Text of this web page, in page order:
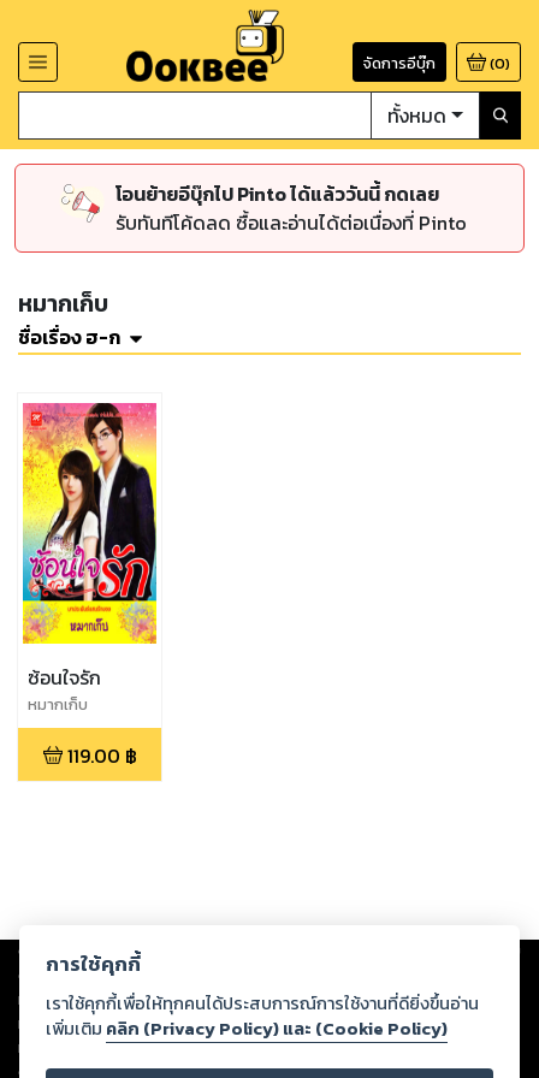
จัดการอีบุ๊ก (0)
ทั้งหมด
โอนย้ายอีบุ๊กไป Pinto ได้แล้ววันนี้ กดเลย
รับทันทีโค้ดลด ซื้อและอ่านได้ต่อเนื่องที่ Pinto
หมากเก็บ
ชื่อเรื่อง ฮ-ก
ซ้อนใจรัก
หมากเก็บ
119.00 ฿
Copyright © 2026
ต่อผลงานหรือเนื้อหาใดที่อัปโหลดผ่านเว็บไซต์และปรากฏว่าละเมิดสิทธิใน
ทรัพย์สินทางปัญญาของบุคคลอื่นหรือขัดต่อกฎหมายและศีลธรรม ดังนั้น ผู้อ่าน
ทุกท่านโปรดใช้วิจารณญาณในการกลั่นกรองด้วยตนเอง และหากท่านพบว่าส่วน
หนึ่งส่วนใดขัดต่อกฎหมายและศีลธรรม กรุณาแจ้งมายังบริษัท เพื่อทีมงานจะได้
ดำเนินการในทันที ทั้งนี้ ทางสตอรี่ล็อกขอสงวนลิขสิทธิ์ตามพระราชบัญญัติ
การใช้คุกกี้
เราใช้คุกกี้เพื่อให้ทุกคนได้ประสบการณ์การใช้งานที่ดียิ่งขึ้นอ่าน
เพิ่มเติม คลิก (Privacy Policy) และ (Cookie Policy)